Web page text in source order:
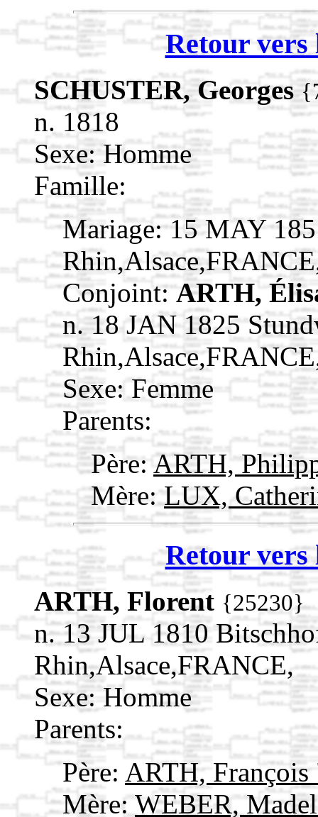
Retour vers
SCHUSTER, Georges
n. 1818
Sexe: Homme
Famille:
Mariage: 15 MAY
Conjoint: ARTH,
n. 18 JAN 1825
Sexe: Femme
Parents:
Père: ARTH,
Mère:LUX,
Retour vers
ARTH, Florent {25230}
n. 13 JUL 1810
Rhin,Alsace,FRANCE,
Sexe: Homme
Parents:
Père: ARTH,
Mère: WEBER,